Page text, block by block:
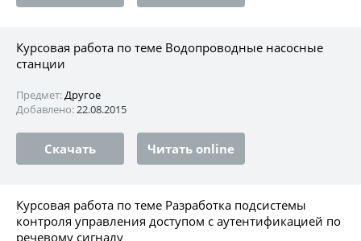
Курсовая работа по теме Водопроводные насосные
станции
Предмет:Другое
Добавлено:22.08.2015
Скачать Читать online
Курсовая работа по теме Разработка подсистемы
контроля управления доступом с аутентификацией по
речевому сигналу